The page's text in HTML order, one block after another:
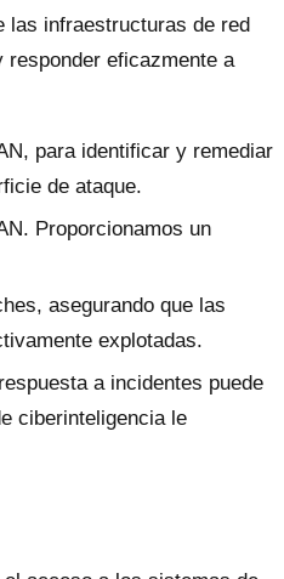
las infraestructuras de red
eficazmente a
para identificar y remediar
de ataque.
Proporcionamos un
asegurando que las
explotadas.
a incidentes puede
ciberinteligencia le